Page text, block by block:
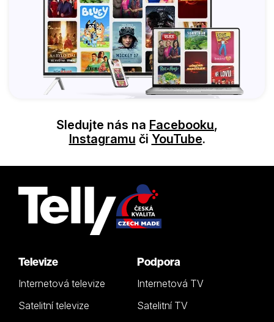
Sledujte nás na Facebooku,
Instagramu či YouTube.
Televize
Internetová televize
Satelitní televize
Podpora
Internetová TV
Satelitní TV